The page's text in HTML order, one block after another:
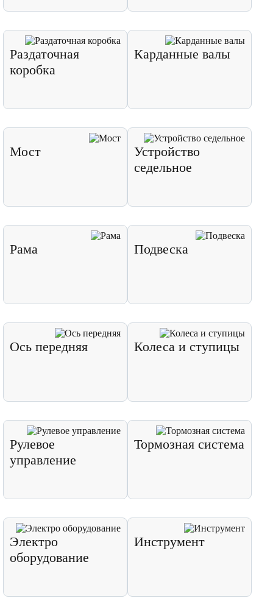
Раздаточная
коробка
Карданные валы
Мост
Устройство
седельное
Рама Подвеска
Ось передняя Колеса и ступицы
Рулевое
управление
Тормозная система
Электро
оборудование
Инструмент